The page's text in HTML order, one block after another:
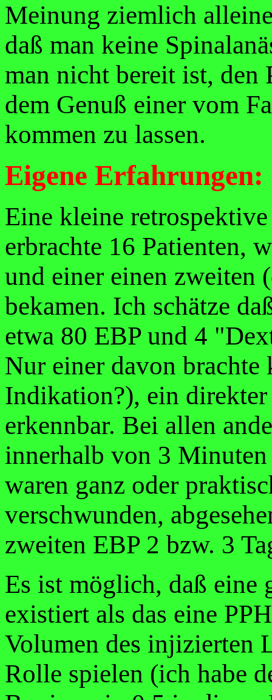
Meinung ziemlich
daß man keine
man nicht bereit ist, den
dem Genuß einer vom
kommen zu lassen.
Eigene Erfahrungen:
Eine kleine
erbrachte 16 Patienten,
und einer einen zweiten
bekamen. Ich schätze
etwa 80 EBP und 4
Nur einer davon
Indikation?), ein
erkennbar. Bei allen
innerhalb von 3
waren ganz oder
verschwunden,
zweiten EBP 2 bzw. 3
Es ist möglich, daß
existiert als das eine
Volumen des injizierten
Rolle spielen (ich habe